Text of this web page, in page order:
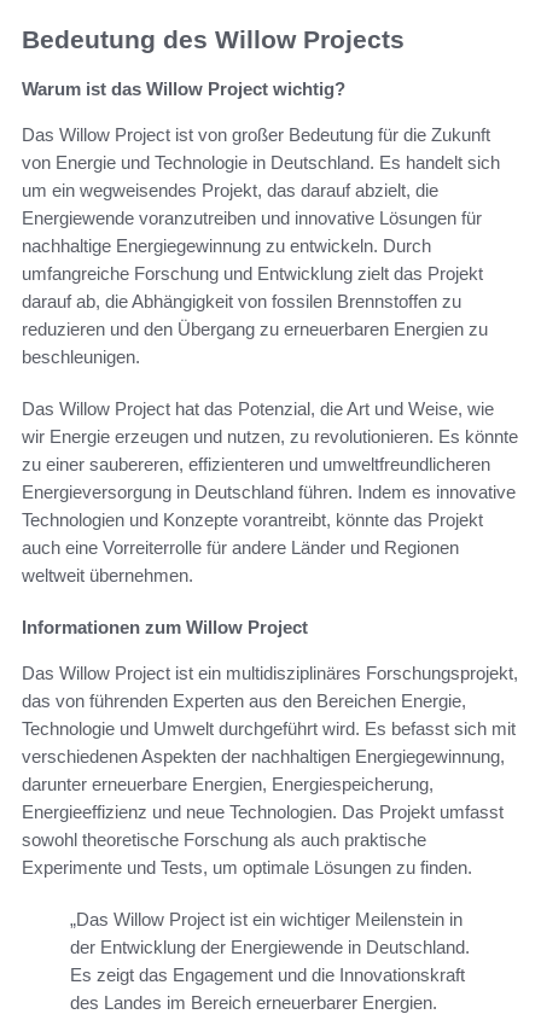
Bedeutung des Willow Projects
Warum ist das Willow Project wichtig?
Das Willow Project ist von großer Bedeutung für die Zukunft
von Energie und Technologie in Deutschland. Es handelt sich
um ein wegweisendes Projekt, das darauf abzielt, die
Energiewende voranzutreiben und innovative Lösungen für
nachhaltige Energiegewinnung zu entwickeln. Durch
umfangreiche Forschung und Entwicklung zielt das Projekt
darauf ab, die Abhängigkeit von fossilen Brennstoffen zu
reduzieren und den Übergang zu erneuerbaren Energien zu
beschleunigen.
Das Willow Project hat das Potenzial, die Art und Weise, wie
wir Energie erzeugen und nutzen, zu revolutionieren. Es könnte
zu einer saubereren, effizienteren und umweltfreundlicheren
Energieversorgung in Deutschland führen. Indem es innovative
Technologien und Konzepte vorantreibt, könnte das Projekt
auch eine Vorreiterrolle für andere Länder und Regionen
weltweit übernehmen.
Informationen zum Willow Project
Das Willow Project ist ein multidisziplinäres Forschungsprojekt,
das von führenden Experten aus den Bereichen Energie,
Technologie und Umwelt durchgeführt wird. Es befasst sich mit
verschiedenen Aspekten der nachhaltigen Energiegewinnung,
darunter erneuerbare Energien, Energiespeicherung,
Energieeffizienz und neue Technologien. Das Projekt umfasst
sowohl theoretische Forschung als auch praktische
Experimente und Tests, um optimale Lösungen zu finden.
„Das Willow Project ist ein wichtiger Meilenstein in
der Entwicklung der Energiewende in Deutschland.
Es zeigt das Engagement und die Innovationskraft
des Landes im Bereich erneuerbarer Energien.